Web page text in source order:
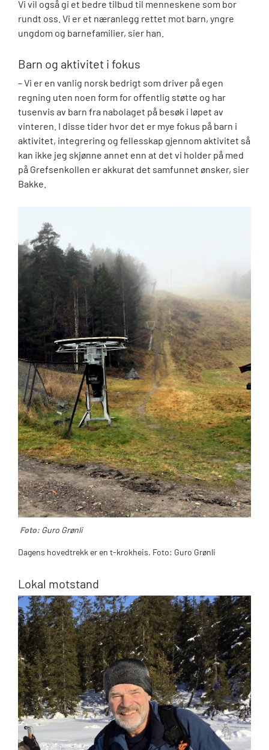
Vi vil også gi et bedre tilbud til menneskene som bor
rundt oss. Vi er et næranlegg rettet mot barn, yngre
ungdom og barnefamilier, sier han.
Barn og aktivitet i fokus
– Vi er en vanlig norsk bedrigt som driver på egen
regning uten noen form for offentlig støtte og har
tusenvis av barn fra nabolaget på besøk i løpet av
vinteren. I disse tider hvor det er mye fokus på barn i
aktivitet, integrering og fellesskap gjennom aktivitet så
kan ikke jeg skjønne annet enn at det vi holder på med
på Grefsenkollen er akkurat det samfunnet ønsker, sier
Bakke.
Foto: Guro Grønli
Dagens hovedtrekk er en t-krokheis. Foto: Guro Grønli
Lokal motstand